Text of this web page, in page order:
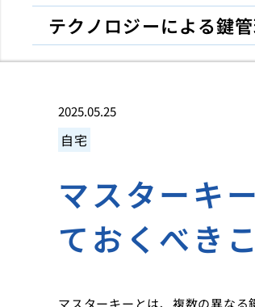
テクノロジーによる鍵
2025.05.25
自宅
マスターキ
ておくべき
マスターキーとは、複数の異な